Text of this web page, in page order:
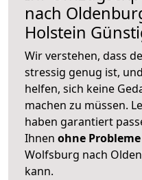
nach
Holstein
Wir verstehen, dass
stressig genug ist,
helfen, sich keine
machen zu müssen.
haben garantiert
Ihnen ohne Probleme
Wolfsburg nach
kann.